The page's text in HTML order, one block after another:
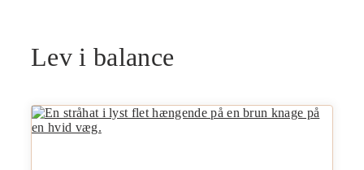
Lev i balance